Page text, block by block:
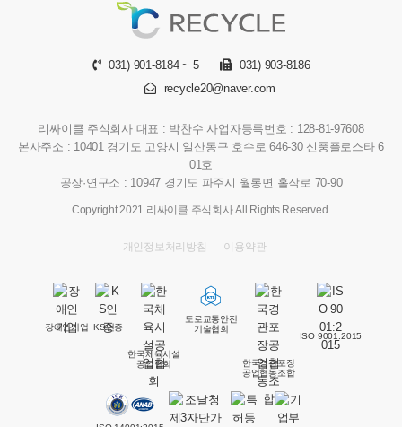
031) 901-8184 ~ 5
031) 903-8186
recycle20@naver.com
리싸이클 주식회사 대표 : 박찬수 사업자등록번호 : 128-81-97608
본사주소 : 10401 경기도 고양시 일산동구 호수로 646-30 신풍플로스타 6
01호
공장·연구소 : 10947 경기도 파주시 월롱면 홀작로 70-90
Copyright 2021 리싸이클 주식회사 All Rights Reserved.
개인정보처리방침 이용약관
장애인기업 KS인증
한국체육시설
공업협회
도로교통안전
기술협회
한국경관포장
공업협동조합
ISO 9001:2015